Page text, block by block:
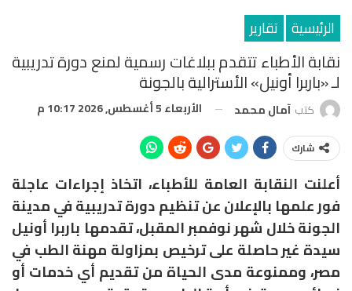
الرئيسية تقارير
نقابة الأطباء تتقدم ببلاغات رسمية لمنع دورة تدريبية
لـ «باربرا أونيل» الأسترالية بالجونة
كتب آمال محمد الأربعاء 5 أغسطس, 2026 10:17 م
شارك
أعلنت النقابة العامة للأطباء، اتخاذ إجراءات عاجلة
فور علمها بالإعلان عن تنظيم دورة تدريبية في مدينة
الجونة خلال شهر نوفمبر المقبل، تقدمها باربرا أونيل
سيدة غير حاصلة على ترخيص بمزاولة مهنة الطب في
مصر، وممنوعة مدى الحياة من تقديم أي خدمات أو